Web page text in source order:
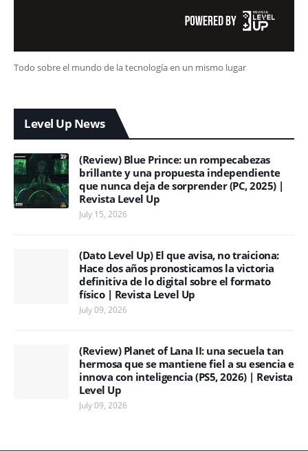
Todo sobre el mundo de la tecnología en un mismo lugar
Level Up News
(Review) Blue Prince: un rompecabezas
brillante y una propuesta independiente
que nunca deja de sorprender (PC, 2025) |
Revista Level Up
July 15, 2026
(Dato Level Up) El que avisa, no traiciona:
Hace dos años pronosticamos la victoria
definitiva de lo digital sobre el formato
físico | Revista Level Up
July 09, 2026
(Review) Planet of Lana II: una secuela tan
hermosa que se mantiene fiel a su esencia e
innova con inteligencia (PS5, 2026) | Revista
Level Up
July 09, 2026